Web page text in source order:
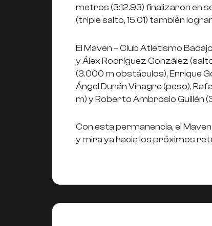
metros (3:12.93) finalizaron en
(triple salto, 15.01) también
El Maven – Club Atletismo
y Álex Rodríguez González
(3.000 m obstáculos), Enrique
Ángel Durán Vinagre (peso),
m) y Roberto Ambrosio Guillén
Con esta permanencia, el
y mira ya hacia los próximos